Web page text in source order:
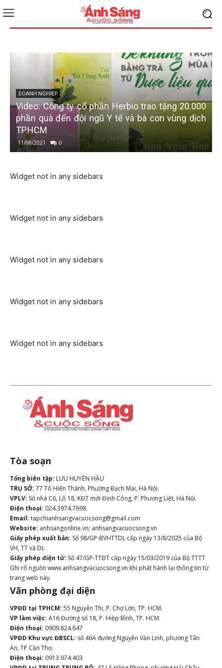
DOANH NGHIỆP
Video: Công ty cổ phần Herbio trao tặng 20.000
phần quà đến đội ngũ Y tế và bà con vùng dịch
TP.HCM
11/08/2021 0
Widget not in any sidebars
Widget not in any sidebars
Widget not in any sidebars
Widget not in any sidebars
Widget not in any sidebars
Tòa soạn
Tổng biên tập: LƯU HUYỀN HẬU
TRỤ SỞ: 77 Tô Hiến Thành, Phường Bạch Mai, Hà Nội.
VPLV: Số nhà C6, Lô 18, KĐT mới Định Công, P. Phương Liệt, Hà Nội.
Điện thoại: 024.3974.7698
Email: tapchianhsangvacuocsong@gmail.com
Website: anhsangonline.vn; anhsangvacuocsong.vn
Giấy phép xuất bản: Số 98/GP-BVHTTDL cấp ngày 13/8/2025 của Bộ
VH, TT và DL
Giấy phép điện tử: Số 47/GP-TTĐT cấp ngày 15/03/2019 của Bộ TTTT
Ghi rõ nguồn www.anhsangvacuocsong.vn khi phát hành lại thông tin từ
trang web này.
Văn phòng đại diện
VPĐD tại TPHCM: 55 Nguyễn Thi, P. Chợ Lớn, TP. HCM.
VP làm việc: A16 Đường số 18, P. Hiệp Bình, TP. HCM.
Điện thoại: 0909.824.647
VPĐD Khu vực ĐBSCL: số 46A đường Nguyễn Văn Linh, phường Tân
An, TP Cần Thơ.
Điện thoại: 0913.974.403